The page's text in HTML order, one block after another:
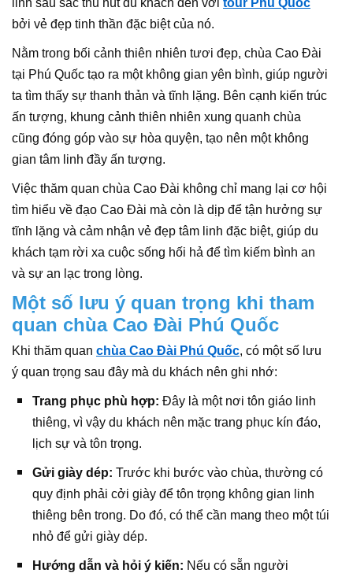
linh sâu sắc thu hút du khách đến với tour Phú Quốc
bởi vẻ đẹp tinh thần đặc biệt của nó.
Nằm trong bối cảnh thiên nhiên tươi đẹp, chùa Cao Đài
tại Phú Quốc tạo ra một không gian yên bình, giúp người
ta tìm thấy sự thanh thản và tĩnh lặng. Bên cạnh kiến trúc
ấn tượng, khung cảnh thiên nhiên xung quanh chùa
cũng đóng góp vào sự hòa quyện, tạo nên một không
gian tâm linh đầy ấn tượng.
Việc thăm quan chùa Cao Đài không chỉ mang lại cơ hội
tìm hiểu về đạo Cao Đài mà còn là dịp để tận hưởng sự
tĩnh lặng và cảm nhận vẻ đẹp tâm linh đặc biệt, giúp du
khách tạm rời xa cuộc sống hối hả để tìm kiếm bình an
và sự an lạc trong lòng.
Một số lưu ý quan trọng khi tham
quan chùa Cao Đài Phú Quốc
Khi thăm quan chùa Cao Đài Phú Quốc, có một số lưu
ý quan trọng sau đây mà du khách nên ghi nhớ:
Trang phục phù hợp: Đây là một nơi tôn giáo linh
thiêng, vì vậy du khách nên mặc trang phục kín đáo,
lịch sự và tôn trọng.
Gửi giày dép: Trước khi bước vào chùa, thường có
quy định phải cởi giày để tôn trọng không gian linh
thiêng bên trong. Do đó, có thể cần mang theo một túi
nhỏ để gửi giày dép.
Hướng dẫn và hỏi ý kiến: Nếu có sẵn người